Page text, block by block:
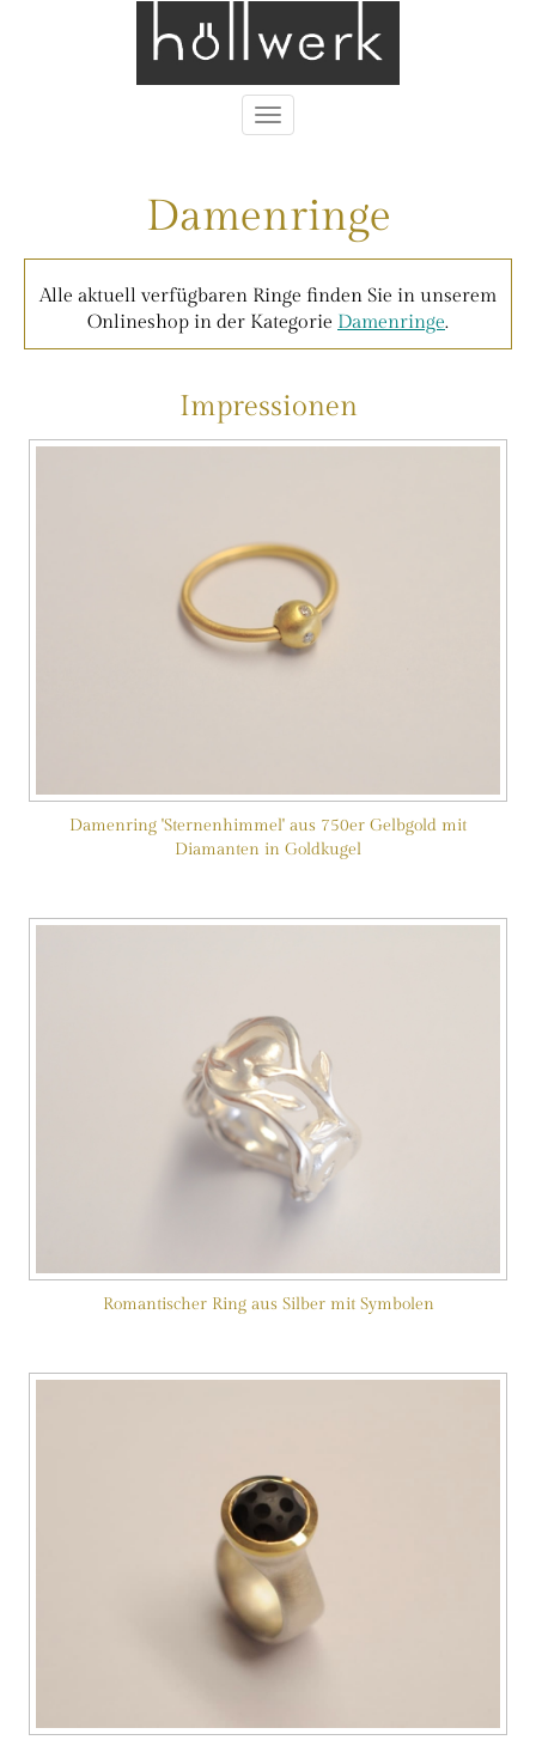
Toggle
Damenringe
Alle aktuell verfügbaren Ringe finden Sie in unserem
Onlineshop in der Kategorie Damenringe.
Impressionen
Damenring 'Sternenhimmel' aus 750er Gelbgold mit
Diamanten in Goldkugel
Romantischer Ring aus Silber mit Symbolen